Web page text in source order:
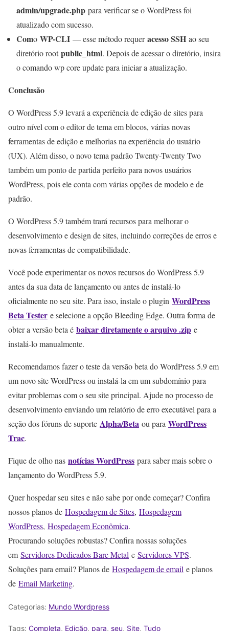
admin/upgrade.php para verificar se o WordPress foi
atualizado com sucesso.
Como WP-CLI — esse método requeracesso SSH ao seu
diretório rootpublic_html. Depois de acessar o diretório, insira
o comando wp core update para iniciar a atualização.
Conclusão
O WordPress 5.9 levará a experiência de edição de sites para
outro nível com o editor de tema em blocos, várias novas
ferramentas de edição e melhorias na experiência do usuário
(UX). Além disso, o novo tema padrão Twenty-Twenty Two
também um ponto de partida perfeito para novos usuários
WordPress, pois ele conta com várias opções de modelo e de
padrão.
O WordPress 5.9 também trará recursos para melhorar o
desenvolvimento e design de sites, incluindo correções de erros e
novas ferramentas de compatibilidade.
Você pode experimentar os novos recursos do WordPress 5.9
antes da sua data de lançamento ou antes de instalá-lo
oficialmente no seu site. Para isso, instale o plugin WordPress
Beta Tester e selecione a opção Bleeding Edge. Outra forma de
obter a versão beta é baixar diretamente o arquivo .zip e
instalá-lo manualmente.
Recomendamos fazer o teste da versão beta do WordPress 5.9 em
um novo site WordPress ou instalá-la em um subdomínio para
evitar problemas com o seu site principal. Ajude no processo de
desenvolvimento enviando um relatório de erro executável para a
seção dos fóruns de suporte Alpha/Beta ou para WordPress
Trac.
Fique de olho nas notícias WordPress para saber mais sobre o
lançamento do WordPress 5.9.
Quer hospedar seu sites e não sabe por onde começar? Confira
nossos planos de Hospedagem de Sites, Hospedagem
WordPress, Hospedagem Econômica.
Procurando soluções robustas? Confira nossas soluções
em Servidores Dedicados Bare Metal e Servidores VPS.
Soluções para email? Planos de Hospedagem de email e planos
de Email Marketing.
Categorias: Mundo Wordpress
Tags: Completa, Edição, para, seu, Site, Tudo